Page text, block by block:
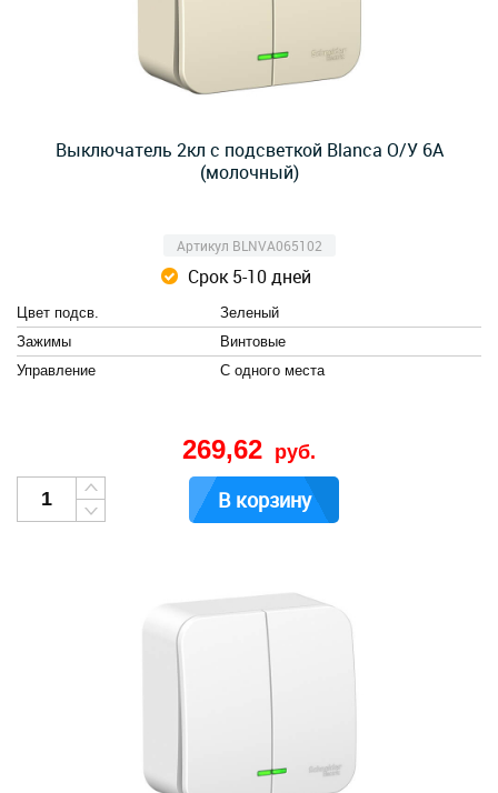
Выключатель 2кл с подсветкой Blanca О/У 6А
(молочный)
Артикул BLNVA065102
Срок 5-10 дней
Цвет подсв.
Зеленый
Зажимы
Винтовые
Управление
С одного места
269,62 руб.
В корзину